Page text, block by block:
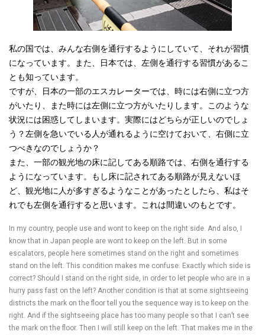
私の国では、みんな右側を通行するようにしていて、それが習慣
になっています。また、日本では、左側を通行する習慣があるこ
とも知っています。
ですが、日本の一部のエスカレーターでは、時には右側に立つ方
がいたり、また時には左側に立つ方がいたりします。このような
状況には困惑してしまいます。実際にはどちらが正しいのでしょ
う？左側を急いでいる人が通れるように空けておいて、右側に立
つべきなのでしょうか？
また、一部の観光地の床に記してある順路では、右側を通行する
ようになっています。もし床に記されてある順路が見えないほ
ど、観光地に人が多すぎるようなことがあったとしたら、私はそ
れでも左側を通行すると思います。これは間違いのもとです。
In my country, people use and wont to keep on the right side. And also, I
know that in Japan people are wont to keep on the left. But in some
escalators, people here sometimes stand on the right and sometimes
stand on the left. This condition makes me confuse. Exactly which side is
correct? Should I stand on the right side, in order to let people who are in a
hurry pass fast on the left? Another condition is that at some sightseeing
districts the mark on the floor tell you the sequence way is to keep on the
right. And if the sightseeing place has too many people so that I can’t see
the mark on the floor. Then I will still keep on the left. That makes me in the